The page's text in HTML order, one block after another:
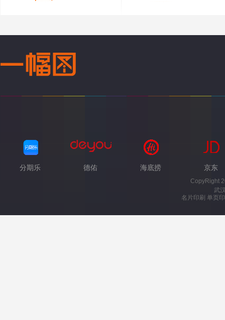
分期乐 德佑 海底捞 京东
CopyRight
武
名片印刷 单页